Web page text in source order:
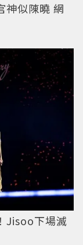
神似陳曉 網
Jisoo下場滅